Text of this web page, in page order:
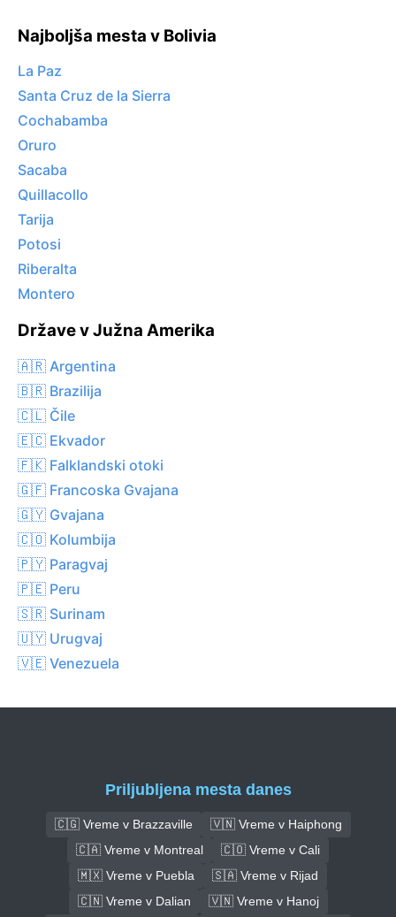
Najboljša mesta v Bolivia
La Paz
Santa Cruz de la Sierra
Cochabamba
Oruro
Sacaba
Quillacollo
Tarija
Potosi
Riberalta
Montero
Države v Južna Amerika
🇦🇷 Argentina
🇧🇷 Brazilija
🇨🇱 Čile
🇪🇨 Ekvador
🇫🇰 Falklandski otoki
🇬🇫 Francoska Gvajana
🇬🇾 Gvajana
🇨🇴 Kolumbija
🇵🇾 Paragvaj
🇵🇪 Peru
🇸🇷 Surinam
🇺🇾 Urugvaj
🇻🇪 Venezuela
Priljubljena mesta danes
🇨🇬 Vreme v Brazzaville
🇻🇳 Vreme v Haiphong
🇨🇦 Vreme v Montreal
🇨🇴 Vreme v Cali
🇲🇽 Vreme v Puebla
🇸🇦 Vreme v Rijad
🇨🇳 Vreme v Dalian
🇻🇳 Vreme v Hanoj